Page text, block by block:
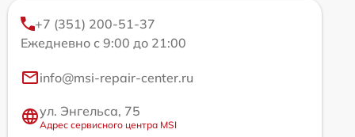
+7 (351) 200-51-37
Ежедневно с 9:00 до 21:00
info@msi-repair-center.ru
ул. Энгельса, 75
Адрес сервисного центра MSI